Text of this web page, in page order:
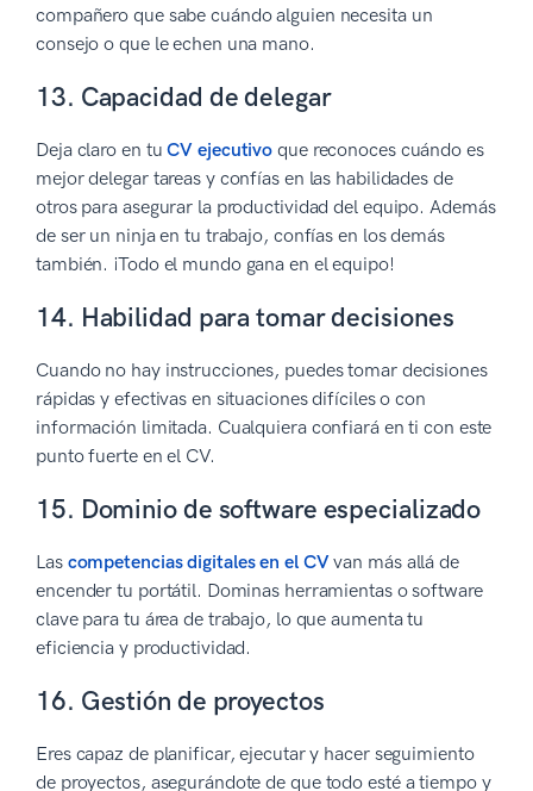
compañero que sabe cuándo alguien necesita un
consejo o que le echen una mano.
13. Capacidad de delegar
Deja claro en tuCV ejecutivo que reconoces cuándo es
mejor delegar tareas y confías en las habilidades de
otros para asegurar la productividad del equipo. Además
de ser un ninja en tu trabajo, confías en los demás
también. ¡Todo el mundo gana en el equipo!
14. Habilidad para tomar decisiones
Cuando no hay instrucciones, puedes tomar decisiones
rápidas y efectivas en situaciones difíciles o con
información limitada. Cualquiera confiará en ti con este
punto fuerte en el CV.
15. Dominio de software especializado
Las competencias digitales en el CVvan más allá de
encender tu portátil. Dominas herramientas o software
clave para tu área de trabajo, lo que aumenta tu
eficiencia y productividad.
16. Gestión de proyectos
Eres capaz de planificar, ejecutar y hacer seguimiento
de proyectos, asegurándote de que todo esté a tiempo y